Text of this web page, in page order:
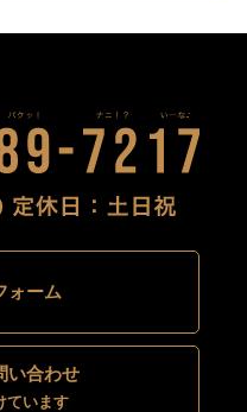
ォーム
い合わせ
ています